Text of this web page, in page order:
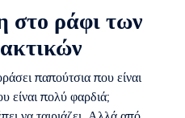
στο ράφι των
παπούτσια που είναι
είναι πολύ φαρδιά;